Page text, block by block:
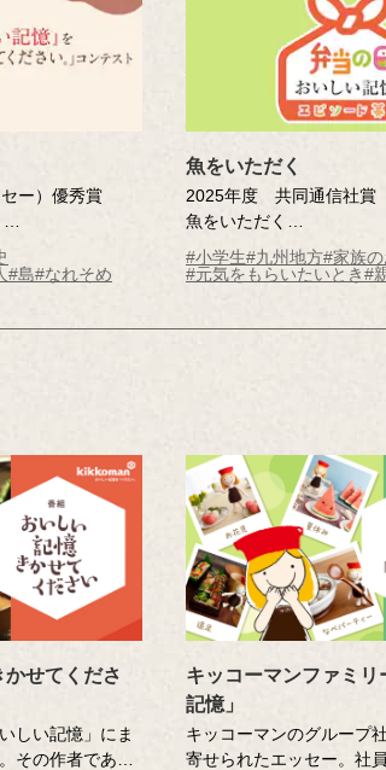
ー）優秀賞
72歳）
#島#なれそめ
魚をいただく
2025年度 共同通信社賞
魚をいただく
赤瀬川 想太（鹿児島県
小学校5年 ）
#小学生#九州地方#家族
#元気をもらいたいとき#
せてくださ
しい記憶」にま
その作者である
キッコーマンファミリ
記憶」
キッコーマンのグループ
寄せられたエッセー。社